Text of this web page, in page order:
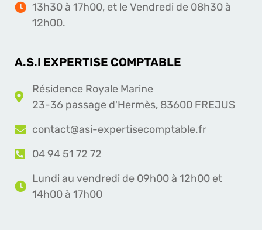
13h30 à 17h00, et le Vendredi de 08h30 à
12h00.
A.S.I EXPERTISE COMPTABLE
Résidence Royale Marine
23-36 passage d'Hermès, 83600 FREJUS
contact@asi-expertisecomptable.fr
04 94 51 72 72
Lundi au vendredi de 09h00 à 12h00 et
14h00 à 17h00